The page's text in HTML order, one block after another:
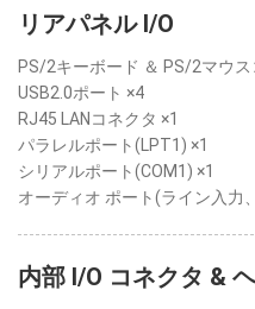
リアパネル I/O
PS/2キーボード ＆ PS/2マウス
USB2.0ポート ×4
RJ45 LANコネクタ ×1
パラレルポート(LPT1) ×1
シリアルポート(COM1) ×1
オーディオ ポート(ライン入力
内部 I/O コネクタ &